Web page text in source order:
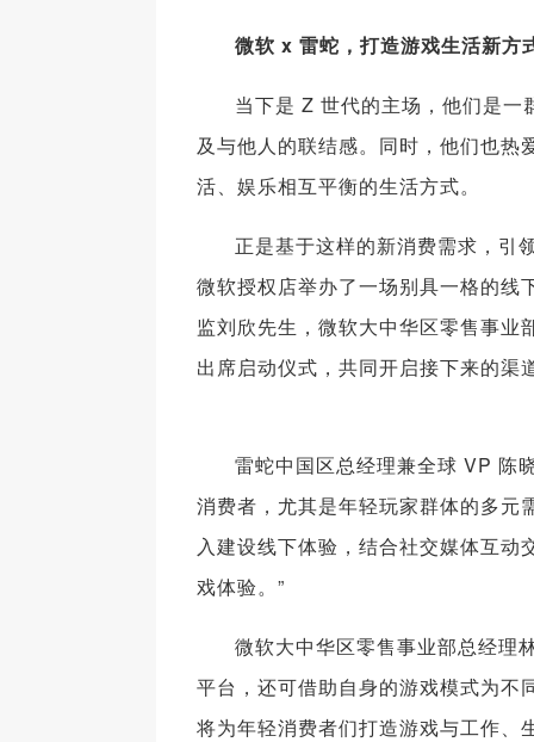
微软 x 雷蛇，打造游戏生活新方
当下是 Z 世代的主场，他们是
及与他人的联结感。同时，他们也热
活、娱乐相互平衡的生活方式。
正是基于这样的新消费需求，引
微软授权店举办了一场别具一格的线
监刘欣先生，微软大中华区零售事业
出席启动仪式，共同开启接下来的渠
雷蛇中国区总经理兼全球 VP 陈
消费者，尤其是年轻玩家群体的多元
入建设线下体验，结合社交媒体互
戏体验。”
微软大中华区零售事业部总经理
平台，还可借助自身的游戏模式为不
将为年轻消费者们打造游戏与工作、